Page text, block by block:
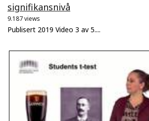
signifikansnivå
9.187 views
Publisert 2019 Video 3 av 5....